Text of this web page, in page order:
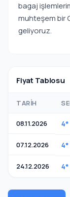
bagaj
muhteşem bir
geliyoruz.
Fiyat Tablosu
TARIH
08.11.2026
07.12.2026
24.12.2026